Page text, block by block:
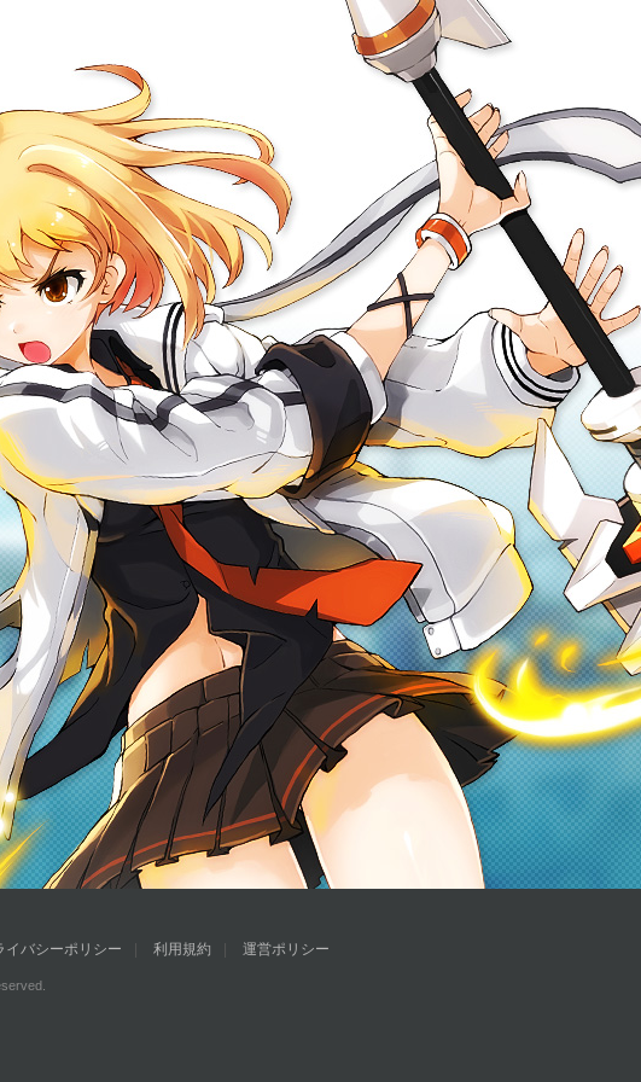
イバシーポリシー 利用規約 運営ポリシー